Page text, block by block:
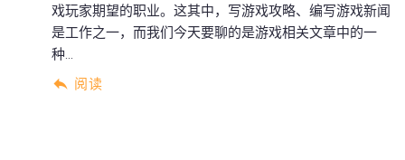
戏玩家期望的职业。这其中，写游戏攻略、编写游戏新闻
是工作之一，而我们今天要聊的是游戏相关文章中的一
种...
阅读